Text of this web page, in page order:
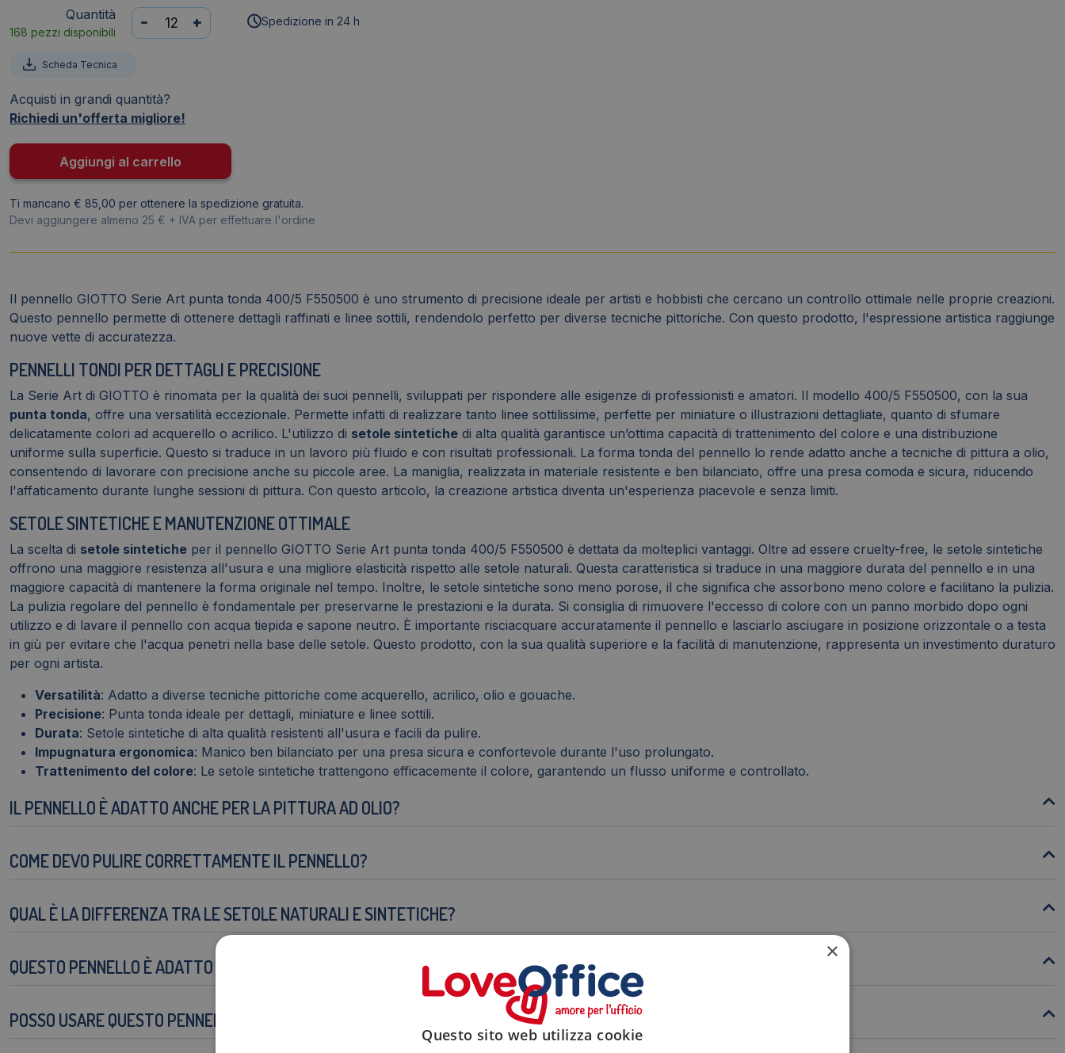
Quantità
168 pezzi disponibili
Pennello
GIOTTO
pony
-
Serie
400
-
N°
5
550500
quantità
- + Spedizione in 24 h
Scheda Tecnica
Acquisti in grandi quantità?
Richiedi un'offerta migliore!
Aggiungi al carrello
Ti mancano € 85,00 per ottenere la spedizione gratuita.
Devi aggiungere almeno 25 € + IVA per effettuare l'ordine
Il pennello GIOTTO Serie Art punta tonda 400/5 F550500 è uno strumento di precisione ideale per artisti e hobbisti che cercano un controllo ottimale nelle proprie creazioni.
Questo pennello permette di ottenere dettagli raffinati e linee sottili, rendendolo perfetto per diverse tecniche pittoriche. Con questo prodotto, l'espressione artistica raggiunge
nuove vette di accuratezza.
PENNELLI TONDI PER DETTAGLI E PRECISIONE
La Serie Art di GIOTTO è rinomata per la qualità dei suoi pennelli, sviluppati per rispondere alle esigenze di professionisti e amatori. Il modello 400/5 F550500, con la sua
punta tonda, offre una versatilità eccezionale. Permette infatti di realizzare tanto linee sottilissime, perfette per miniature o illustrazioni dettagliate, quanto di sfumare
delicatamente colori ad acquerello o acrilico. L'utilizzo di setole sintetiche di alta qualità garantisce un’ottima capacità di trattenimento del colore e una distribuzione
uniforme sulla superficie. Questo si traduce in un lavoro più fluido e con risultati professionali. La forma tonda del pennello lo rende adatto anche a tecniche di pittura a olio,
consentendo di lavorare con precisione anche su piccole aree. La maniglia, realizzata in materiale resistente e ben bilanciato, offre una presa comoda e sicura, riducendo
l'affaticamento durante lunghe sessioni di pittura. Con questo articolo, la creazione artistica diventa un'esperienza piacevole e senza limiti.
SETOLE SINTETICHE E MANUTENZIONE OTTIMALE
La scelta di setole sintetiche per il pennello GIOTTO Serie Art punta tonda 400/5 F550500 è dettata da molteplici vantaggi. Oltre ad essere cruelty-free, le setole sintetiche
offrono una maggiore resistenza all'usura e una migliore elasticità rispetto alle setole naturali. Questa caratteristica si traduce in una maggiore durata del pennello e in una
maggiore capacità di mantenere la forma originale nel tempo. Inoltre, le setole sintetiche sono meno porose, il che significa che assorbono meno colore e facilitano la pulizia.
La pulizia regolare del pennello è fondamentale per preservarne le prestazioni e la durata. Si consiglia di rimuovere l'eccesso di colore con un panno morbido dopo ogni
utilizzo e di lavare il pennello con acqua tiepida e sapone neutro. È importante risciacquare accuratamente il pennello e lasciarlo asciugare in posizione orizzontale o a testa
in giù per evitare che l'acqua penetri nella base delle setole. Questo prodotto, con la sua qualità superiore e la facilità di manutenzione, rappresenta un investimento duraturo
per ogni artista.
Versatilità: Adatto a diverse tecniche pittoriche come acquerello, acrilico, olio e gouache.
Precisione: Punta tonda ideale per dettagli, miniature e linee sottili.
Durata: Setole sintetiche di alta qualità resistenti all'usura e facili da pulire.
Impugnatura ergonomica: Manico ben bilanciato per una presa sicura e confortevole durante l'uso prolungato.
Trattenimento del colore: Le setole sintetiche trattengono efficacemente il colore, garantendo un flusso uniforme e controllato.
IL PENNELLO È ADATTO ANCHE PER LA PITTURA AD OLIO?
COME DEVO PULIRE CORRETTAMENTE IL PENNELLO?
QUAL È LA DIFFERENZA TRA LE SETOLE NATURALI E SINTETICHE?
QUESTO PENNELLO È ADATTO A PRINCIPIANTI?
POSSO USARE QUESTO PENNELLO PER ACQUERELLI?
×
Questo sito web utilizza cookie